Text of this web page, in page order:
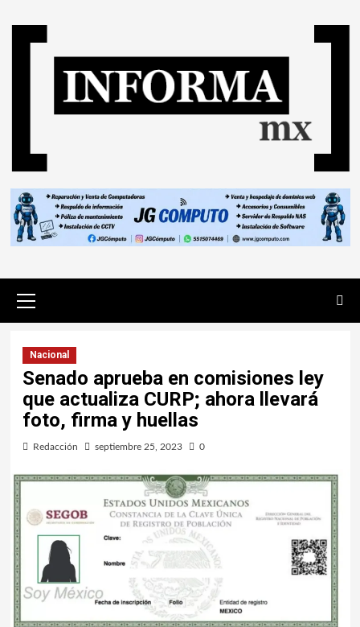
Nacional
Senado aprueba en comisiones ley
que actualiza CURP; ahora llevará
foto, firma y huellas
Redacción septiembre 25, 2023 0